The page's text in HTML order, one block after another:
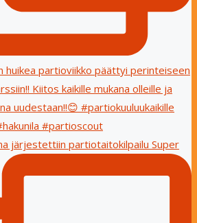
järjestettiin partiotaitokilpailu Super